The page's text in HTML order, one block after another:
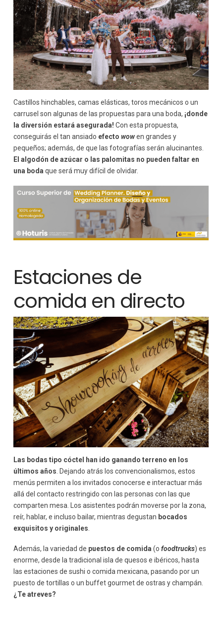
Castillos hinchables, camas elásticas, toros mecánicos o un
carrusel son algunas de las propuestas para una boda, ¡donde
la diversión estará asegurada! Con esta propuesta,
conseguirás el tan ansiado efecto wowen grandes y
pequeños; además, de que las fotografías serán alucinantes.
El algodón de azúcar o las palomitas no pueden faltar en
una boda que será muy difícil de olvidar.
Estaciones de
comida en directo
Las bodas tipo cóctel han ido ganando terreno en los
últimos años . Dejando atrás los convencionalismos, estos
menús permiten a los invitados conocerse e interactuar más
allá del contacto restringido con las personas con las que
comparten mesa. Los asistentes podrán moverse por la zona,
reír, hablar, e incluso bailar, mientras degustan bocados
exquisitos y originales
Además, la variedad de puestos de comida (o foodtrucks) es
enorme, desde la tradicional isla de quesos e ibéricos, hasta
las estaciones de sushi o comida mexicana, pasando por un
puesto de tortillas o un buffet gourmet de ostras y champán.
¿Te atreves?